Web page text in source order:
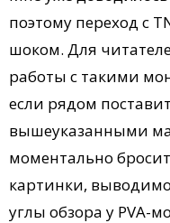
поэтому переход с
шоком. Для
работы с такими
если рядом
вышеуказанными
моментально
картинки,
углы обзора у PVA-